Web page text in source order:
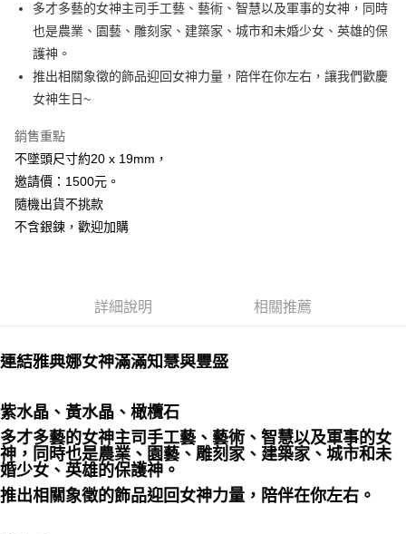
悠遊付
ATM付款
運送方式
全家取貨付款
每筆NT$80，滿NT$3,000(含以上)免運費
7-11取貨付款
郵局幫你送（離島）
付款後門市自取
多才多藝的女神主司手工藝、藝術、智慧以及軍事的女神，同時
也是農業、園藝、雕刻家、建築家、城市和未婚少女、英雄的保
護神。
推出相關象徵的飾品迎回女神力量，陪伴在你左右，讓我們歡慶
女神生日~
銷售重點
不墜頭尺寸約20 x 19mm，
邀請價：1500元。
隨機出貨不挑款
不含銀鍊，歡迎加購
詳細說明 相關推薦
連結雅典娜女神滿滿知慧與豐盛
紫水晶、黃水晶、橄欖石
多才多藝的女神主司手工藝、藝術、智慧以及軍事的女
神，同時也是農業、園藝、雕刻家、建築家、城市和未
婚少女、英雄的保護神。
推出相關象徵的飾品迎回女神力量，陪伴在你左右。